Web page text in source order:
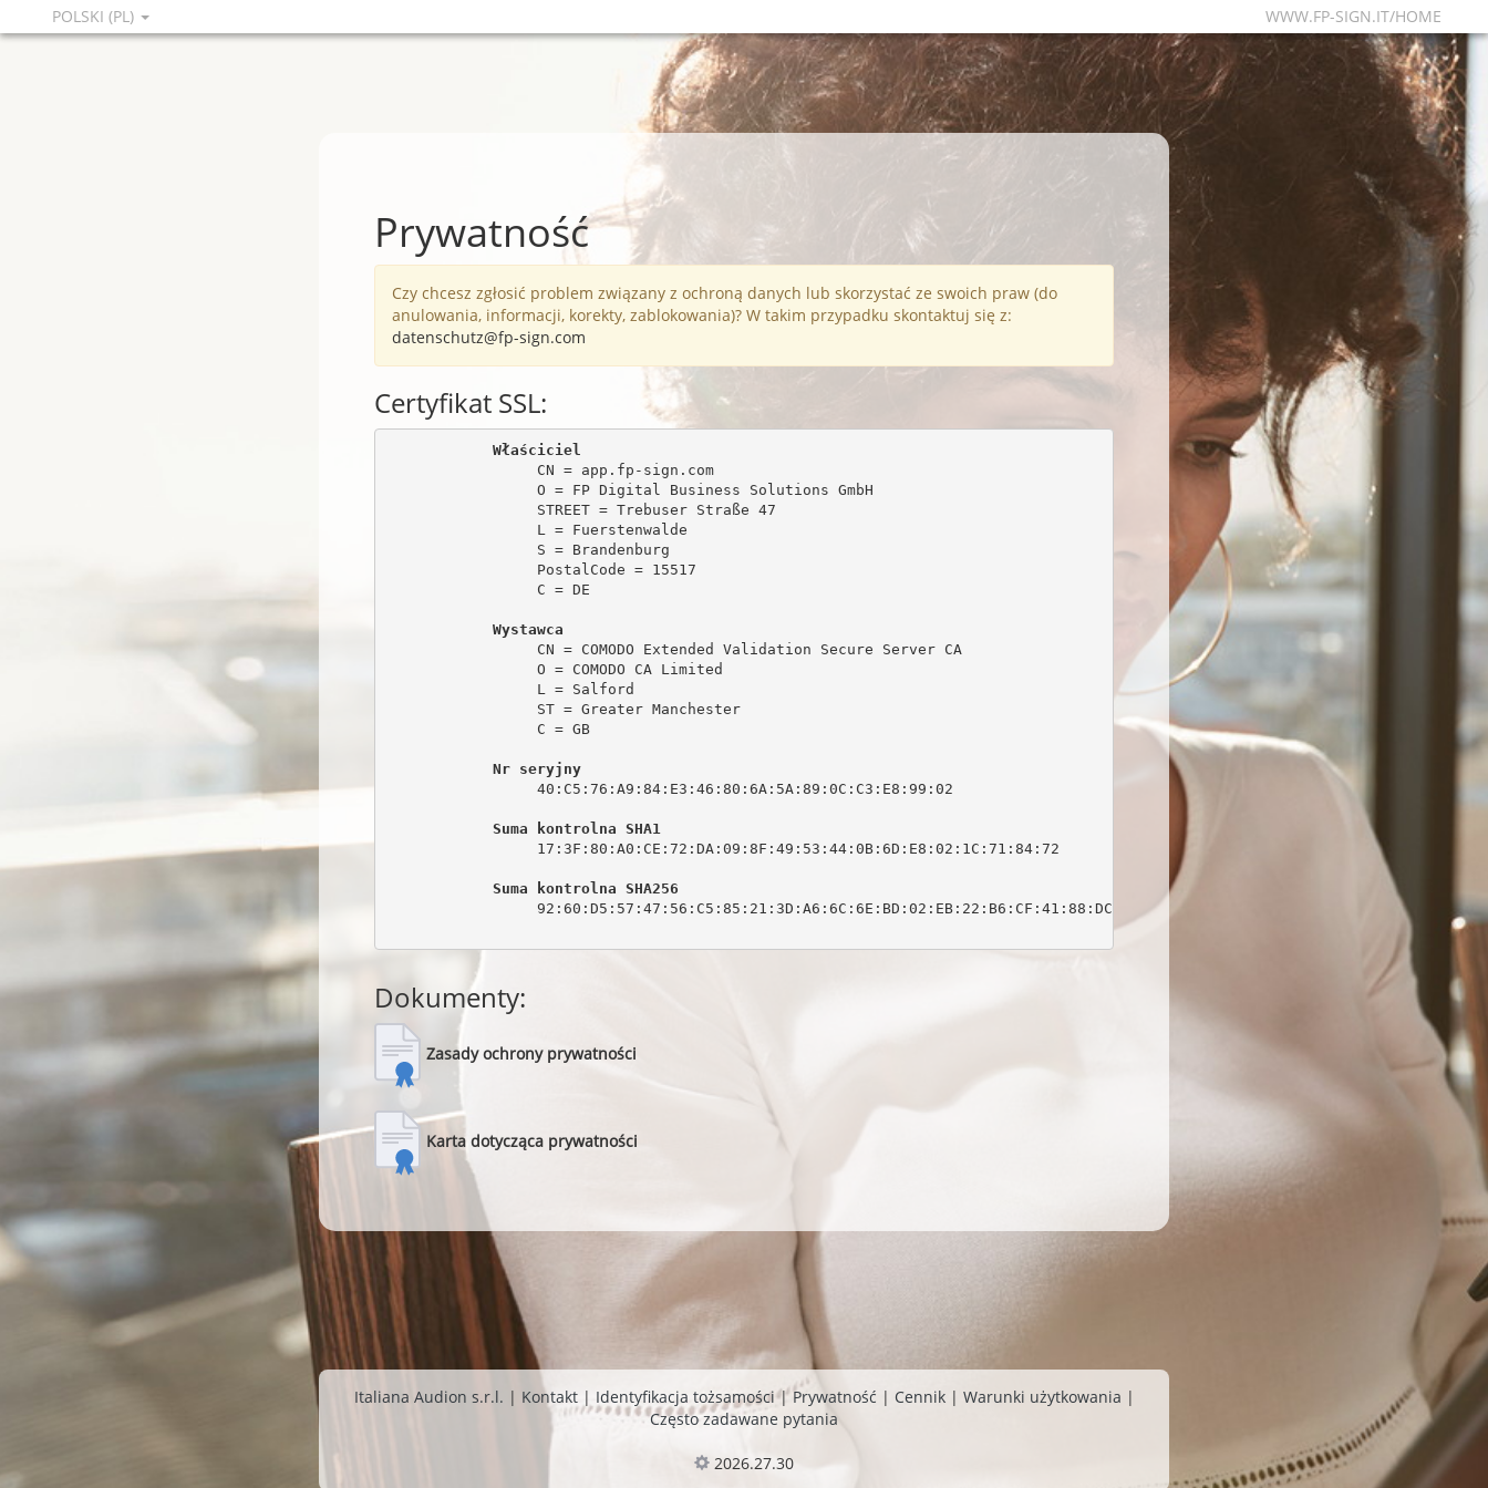
POLSKI (PL) WWW.FP-SIGN.IT/HOME
Prywatność
Czy chcesz zgłosić problem związany z ochroną danych lub skorzystać ze swoich praw (do
anulowania, informacji, korekty, zablokowania)? W takim przypadku skontaktuj się z:
datenschutz@fp-sign.com
Certyfikat SSL:
Właściciel
                 CN = app.fp-sign.com
                 O = FP Digital Business Solutions GmbH
                 STREET = Trebuser Straße 47
                 L = Fuerstenwalde
                 S = Brandenburg
                 PostalCode = 15517
                 C = DE
Wystawca
                 CN = COMODO Extended Validation Secure Server CA
                 O = COMODO CA Limited
                 L = Salford
                 ST = Greater Manchester
                 C = GB
Nr seryjny
                 40:C5:76:A9:84:E3:46:80:6A:5A:89:0C:C3:E8:99:02
Suma kontrolna SHA1
                 17:3F:80:A0:CE:72:DA:09:8F:49:53:44:0B:6D:E8:02:1C:71:84:72
Suma kontrolna SHA256
                 92:60:D5:57:47:56:C5:85:21:3D:A6:6C:6E:BD:02:EB:22:B6:CF:41:88:DC:03:0F:C1:DB:64:1D:E9:B7:1E:63
Dokumenty:
Zasady ochrony prywatności
Karta dotycząca prywatności
Italiana Audion s.r.l. | Kontakt| Identyfikacja tożsamości|Prywatność | Cennik| Warunki użytkowania |
Często zadawane pytania
2026.27.30